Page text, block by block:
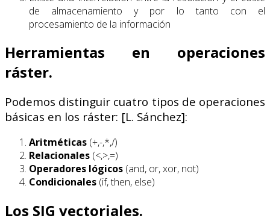
de almacenamiento y por lo tanto con el
procesamiento de la información
Herramientas en operaciones
ráster.
Podemos distinguir cuatro tipos de operaciones
básicas en los ráster: [L. Sánchez]:
Aritméticas (+,-,*,/)
Relacionales (<,>,=)
Operadores lógicos (and, or, xor, not)
Condicionales (if, then, else)
Los SIG vectoriales.